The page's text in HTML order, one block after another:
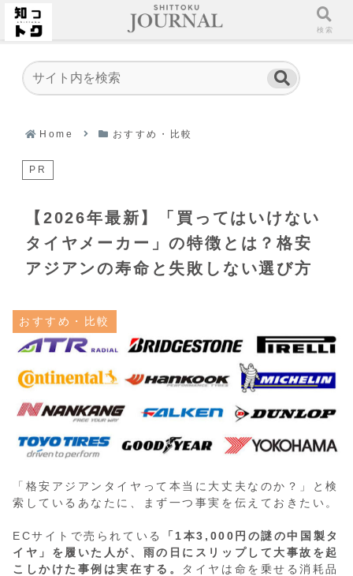
Home おすすめ・比較
PR
【2026年最新】「買ってはいけない
タイヤメーカー」の特徴とは？格安
アジアンの寿命と失敗しない選び方
おすすめ・比較
「格安アジアンタイヤって本当に大丈夫なのか？」と検
索しているあなたに、まず一つ事実を伝えておきたい。
ECサイトで売られている
「1本3,000円の謎の中国製タ
イヤ」を履いた人が、雨の日にスリップして大事故を起
こしかけた事例は実在する。
タイヤは命を乗せる消耗品
ホーム 検索